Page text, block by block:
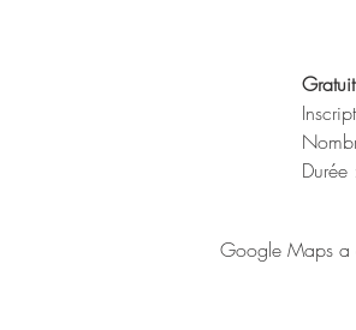
Gratuit
Google Maps a